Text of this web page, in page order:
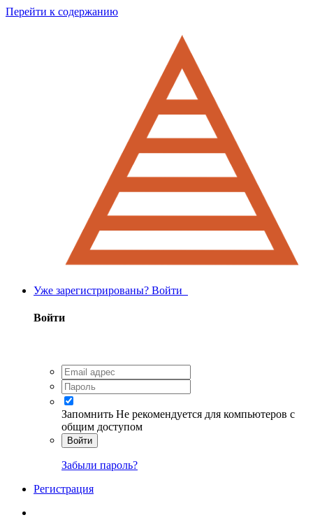
Перейти к содержанию
Уже зарегистрированы? Войти
Войти
Запомнить Не рекомендуется для компьютеров с
общим доступом
Войти
Забыли пароль?
Регистрация